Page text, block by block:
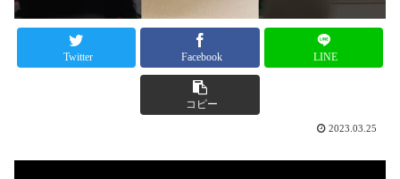
Twitter Facebook LINE
コピー
2023.03.25